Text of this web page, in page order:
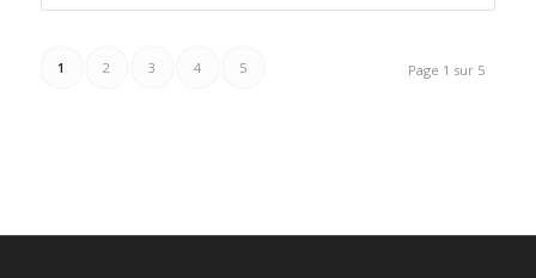
د.م.55.00.
د.م.35.00.
Page 1 sur 5
1 2 3 4 5